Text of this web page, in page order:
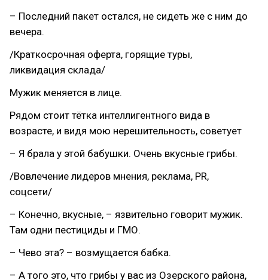
– Последний пакет остался, не сидеть же с ним до
вечера.
/Краткосрочная оферта, горящие туры,
ликвидация склада/
Мужик меняется в лице.
Рядом стоит тётка интеллигентного вида в
возрасте, и видя мою нерешительность, советует
– Я брала у этой бабушки. Очень вкусные грибы.
/Вовлечение лидеров мнения, реклама, PR,
соцсети/
– Конечно, вкусные, – язвительно говорит мужик.
Там одни пестициды и ГМО.
– Чево эта? – возмущается бабка.
– А того это, что грибы у вас из Озерского района,